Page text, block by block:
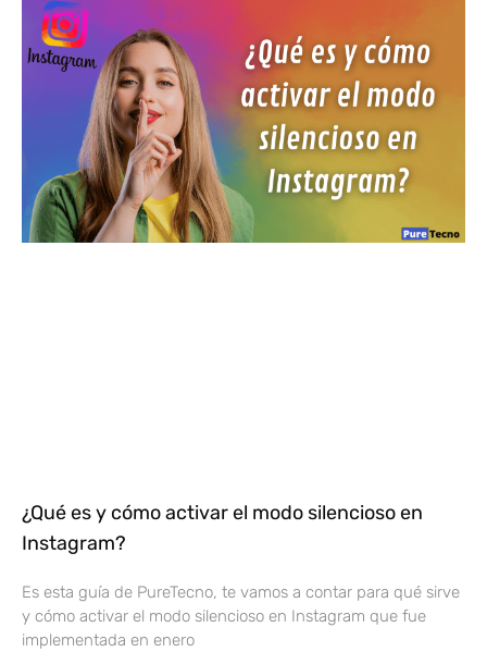
¿Qué es y cómo activar el modo silencioso en
Instagram?
Es esta guía de PureTecno, te vamos a contar para qué sirve
y cómo activar el modo silencioso en Instagram que fue
implementada en enero